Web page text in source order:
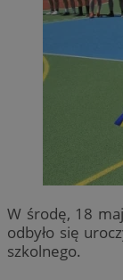
W środę, 18
odbyło się
szkolnego.